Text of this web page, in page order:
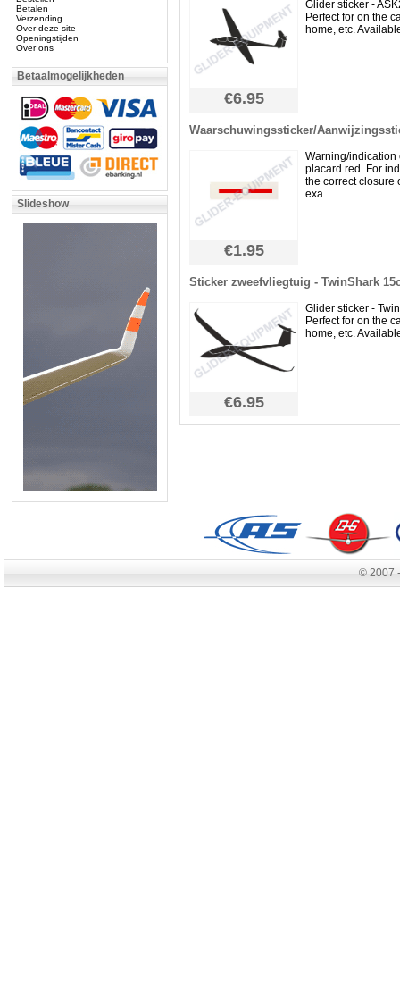
Betalen
Verzending
Over deze site
Openingstijden
Over ons
Betaalmogelijkheden
Slideshow
Glider sticker -
Perfect for on the
home, etc.
€6.95
Waarschuwingssticker/
Warning/indication
placard red. For
the correct closure
exa...
€1.95
Sticker zweefvliegtuig - TwinShark
Glider sticker -
Perfect for on the
home, etc.
€6.95
© 2007